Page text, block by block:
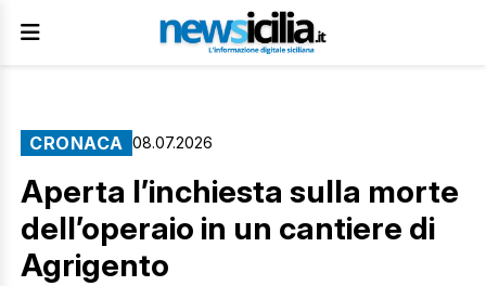
CRONACA 08.07.2026
Aperta l’inchiesta sulla morte
dell’operaio in un cantiere di
Agrigento